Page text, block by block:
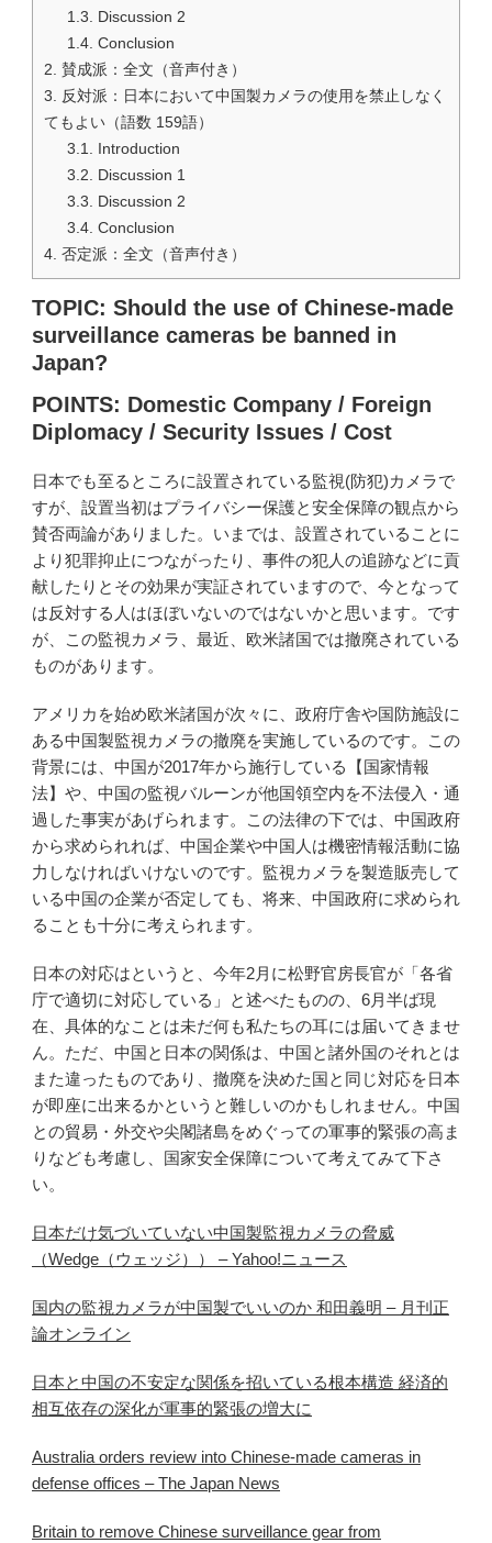
1.3.
Discussion 2
1.4. Conclusion
2. 賛成派：全文（音声付き）
3.
反対派：日本において中国製カメラの使用を禁止しなく
てもよい（語数 159語）
3.1.
Introduction
3.2.
Discussion 1
3.3.
Discussion 2
3.4. Conclusion
4. 否定派：全文（音声付き）
TOPIC: Should the use of Chinese-made
surveillance cameras be banned in
Japan?
POINTS: Domestic Company / Foreign
Diplomacy / Security Issues / Cost
日本でも至るところに設置されている監視(防犯)カメラで
すが、設置当初はプライバシー保護と安全保障の観点から
賛否両論がありました。いまでは、設置されていることに
より犯罪抑止につながったり、事件の犯人の追跡などに貢
献したりとその効果が実証されていますので、今となって
は反対する人はほぼいないのではないかと思います。です
が、この監視カメラ、最近、欧米諸国では撤廃されている
ものがあります。
アメリカを始め欧米諸国が次々に、政府庁舎や国防施設に
ある中国製監視カメラの撤廃を実施しているのです。この
背景には、中国が2017年から施行している【国家情報
法】や、中国の監視バルーンが他国領空内を不法侵入・通
過した事実があげられます。この法律の下では、中国政府
から求められれば、中国企業や中国人は機密情報活動に協
力しなければいけないのです。監視カメラを製造販売して
いる中国の企業が否定しても、将来、中国政府に求められ
ることも十分に考えられます。
日本の対応はというと、今年2月に松野官房長官が「各省
庁で適切に対応している」と述べたものの、6月半ば現
在、具体的なことは未だ何も私たちの耳には届いてきませ
ん。ただ、中国と日本の関係は、中国と諸外国のそれとは
また違ったものであり、撤廃を決めた国と同じ対応を日本
が即座に出来るかというと難しいのかもしれません。中国
との貿易・外交や尖閣諸島をめぐっての軍事的緊張の高ま
りなども考慮し、国家安全保障について考えてみて下さ
い。
日本だけ気づいていない中国製監視カメラの脅威
（Wedge（ウェッジ）） – Yahoo!ニュース
国内の監視カメラが中国製でいいのか 和田義明 – 月刊正
論オンライン
日本と中国の不安定な関係を招いている根本構造 経済的
相互依存の深化が軍事的緊張の増大に
Australia orders review into Chinese-made cameras in
defense offices – The Japan News
Britain to remove Chinese surveillance gear from